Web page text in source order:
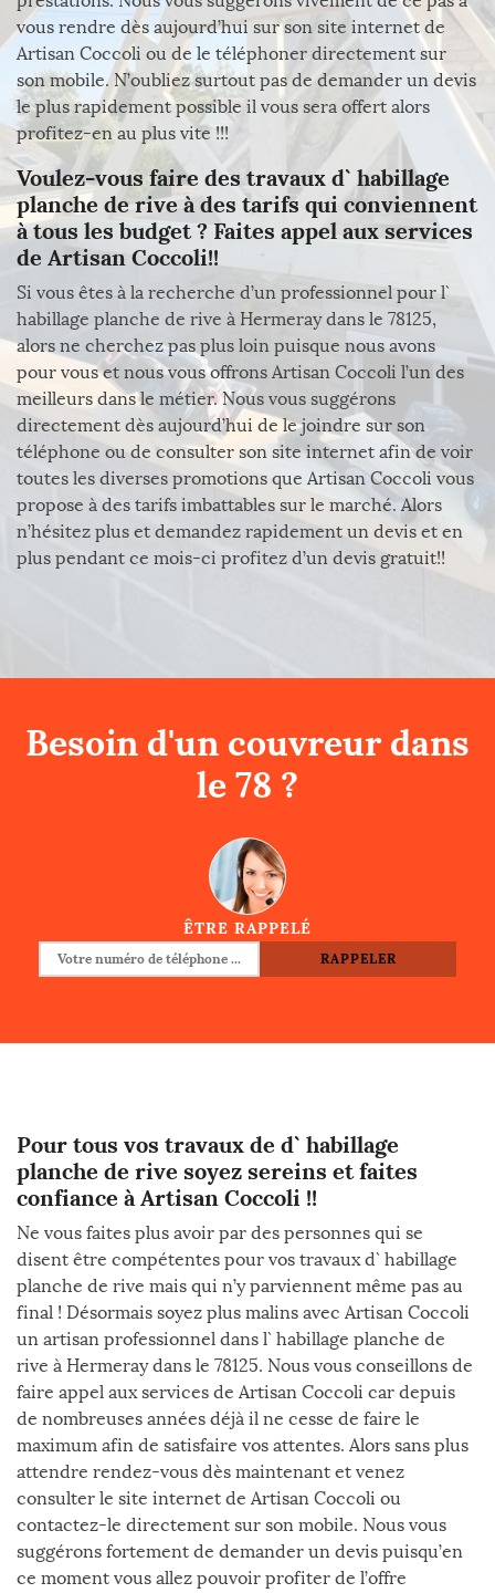
vous rendre dès aujourd’hui sur son site internet de
Artisan Coccoli ou de le téléphoner directement sur
son mobile. N’oubliez surtout pas de demander un devis
le plus rapidement possible il vous sera offert alors
profitez-en au plus vite !!!
Voulez-vous faire des travaux d` habillage
planche de rive à des tarifs qui conviennent
à tous les budget ? Faites appel aux services
de Artisan Coccoli!!
Si vous êtes à la recherche d’un professionnel pour l`
habillage planche de rive à Hermeray dans le 78125,
alors ne cherchez pas plus loin puisque nous avons
pour vous et nous vous offrons Artisan Coccoli l’un des
meilleurs dans le métier. Nous vous suggérons
directement dès aujourd’hui de le joindre sur son
téléphone ou de consulter son site internet afin de voir
toutes les diverses promotions que Artisan Coccoli vous
propose à des tarifs imbattables sur le marché. Alors
n’hésitez plus et demandez rapidement un devis et en
plus pendant ce mois-ci profitez d’un devis gratuit!!
Besoin d'un couvreur dans
le 78 ?
ÊTRE RAPPELÉ
Pour tous vos travaux de d` habillage
planche de rive soyez sereins et faites
confiance à Artisan Coccoli !!
Ne vous faites plus avoir par des personnes qui se
disent être compétentes pour vos travaux d` habillage
planche de rive mais qui n’y parviennent même pas au
final ! Désormais soyez plus malins avec Artisan Coccoli
un artisan professionnel dans l` habillage planche de
rive à Hermeray dans le 78125. Nous vous conseillons de
faire appel aux services de Artisan Coccoli car depuis
de nombreuses années déjà il ne cesse de faire le
maximum afin de satisfaire vos attentes. Alors sans plus
attendre rendez-vous dès maintenant et venez
consulter le site internet de Artisan Coccoli ou
contactez-le directement sur son mobile. Nous vous
suggérons fortement de demander un devis puisqu’en
ce moment vous allez pouvoir profiter de l’offre